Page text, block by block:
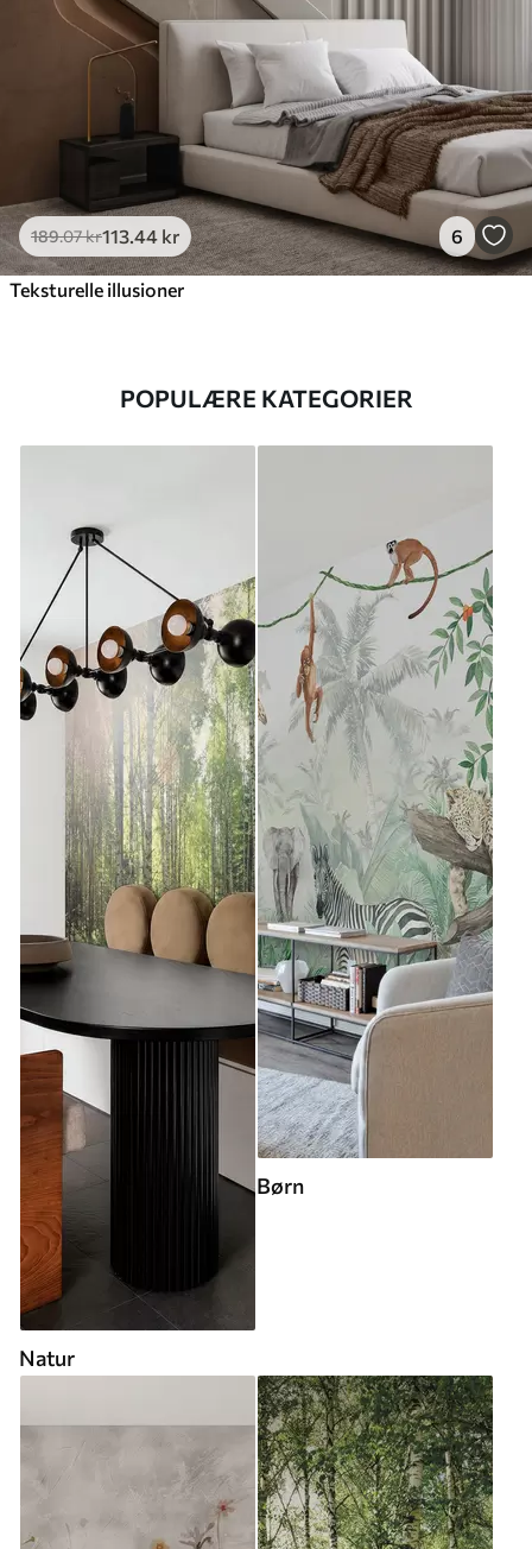
189.07kr113 .44 kr 6
Teksturelle illusioner
POPULÆRE KATEGORIER
Natur
Børn